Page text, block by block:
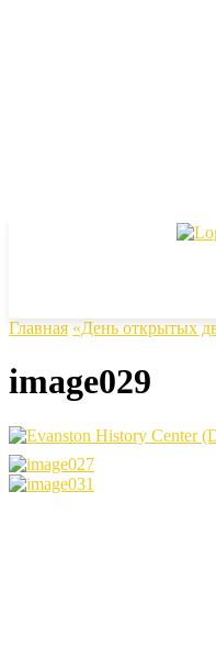
Главная «День открытых
image029